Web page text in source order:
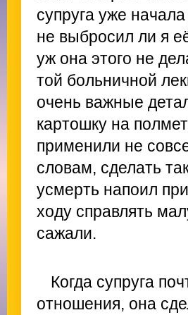
супруга уже
не выбросил ли я
уж она этого не
той больничной
очень важные
картошку на
применили не
словам, сделать
усмерть напоил
ходу справлять
сажали.
Когда супруга
отношения, она